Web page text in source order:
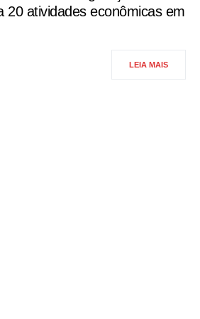
20 atividades econômicas em
LEIA MAIS